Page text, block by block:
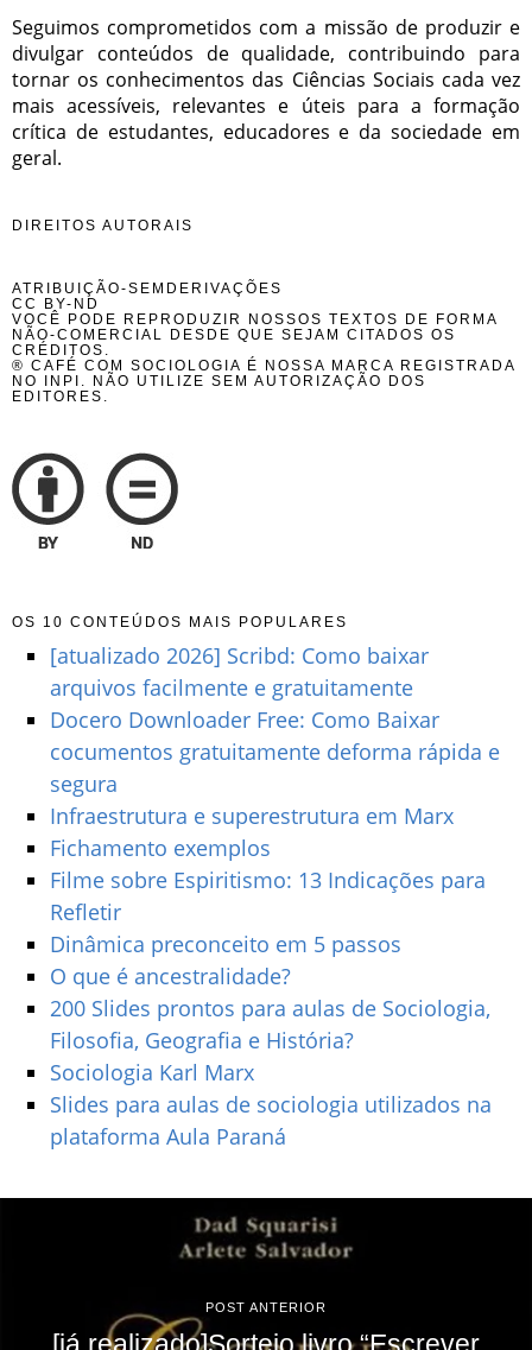
Seguimos comprometidos com a missão de produzir e
divulgar conteúdos de qualidade, contribuindo para
tornar os conhecimentos das Ciências Sociais cada vez
mais acessíveis, relevantes e úteis para a formação
crítica de estudantes, educadores e da sociedade em
geral.
DIREITOS AUTORAIS
ATRIBUIÇÃO-SEMDERIVAÇÕES
CC BY-ND
VOCÊ PODE REPRODUZIR NOSSOS TEXTOS DE FORMA
NÃO-COMERCIAL DESDE QUE SEJAM CITADOS OS
CRÉDITOS.
® CAFÉ COM SOCIOLOGIA É NOSSA MARCA REGISTRADA
NO INPI. NÃO UTILIZE SEM AUTORIZAÇÃO DOS
EDITORES.
OS 10 CONTEÚDOS MAIS POPULARES
[atualizado 2026] Scribd: Como baixar
arquivos facilmente e gratuitamente
Docero Downloader Free: Como Baixar
cocumentos gratuitamente deforma rápida e
segura
Infraestrutura e superestrutura em Marx
Fichamento exemplos
Filme sobre Espiritismo: 13 Indicações para
Refletir
Dinâmica preconceito em 5 passos
O que é ancestralidade?
200 Slides prontos para aulas de Sociologia,
Filosofia, Geografia e História?
Sociologia Karl Marx
Slides para aulas de sociologia utilizados na
plataforma Aula Paraná
POST ANTERIOR
[já realizado]Sorteio livro “Escrever